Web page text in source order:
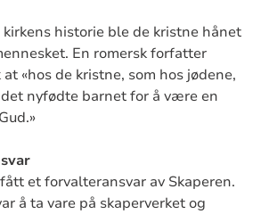
historie ble de kristne hånet
En romersk forfatter
«hos de kristne, som hos jødene,
nyfødte barnet for å være en
et forvalteransvar av Skaperen.
å ta vare på skaperverket og